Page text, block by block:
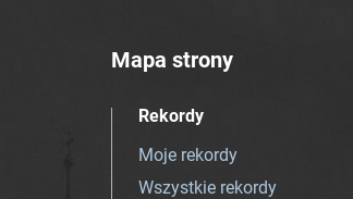
Mapa strony
Rekordy
Moje rekordy
Wszystkie rekordy